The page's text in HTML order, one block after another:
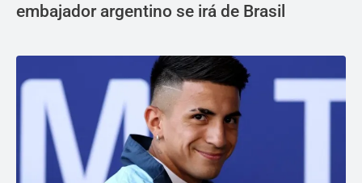
embajador argentino se irá de Brasil